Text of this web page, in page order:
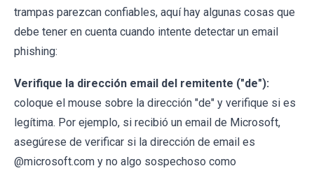
trampas parezcan confiables, aquí hay algunas cosas que
debe tener en cuenta cuando intente detectar un email
phishing:
Verifique la dirección email del remitente ("de"):
coloque el mouse sobre la dirección "de" y verifique si es
legítima. Por ejemplo, si recibió un email de Microsoft,
asegúrese de verificar si la dirección de email es
@microsoft.com y no algo sospechoso como